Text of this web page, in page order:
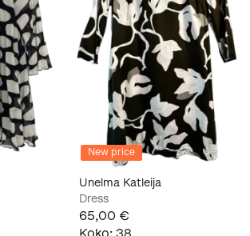
New price
Unelma Katleija
Dress
65,00 €